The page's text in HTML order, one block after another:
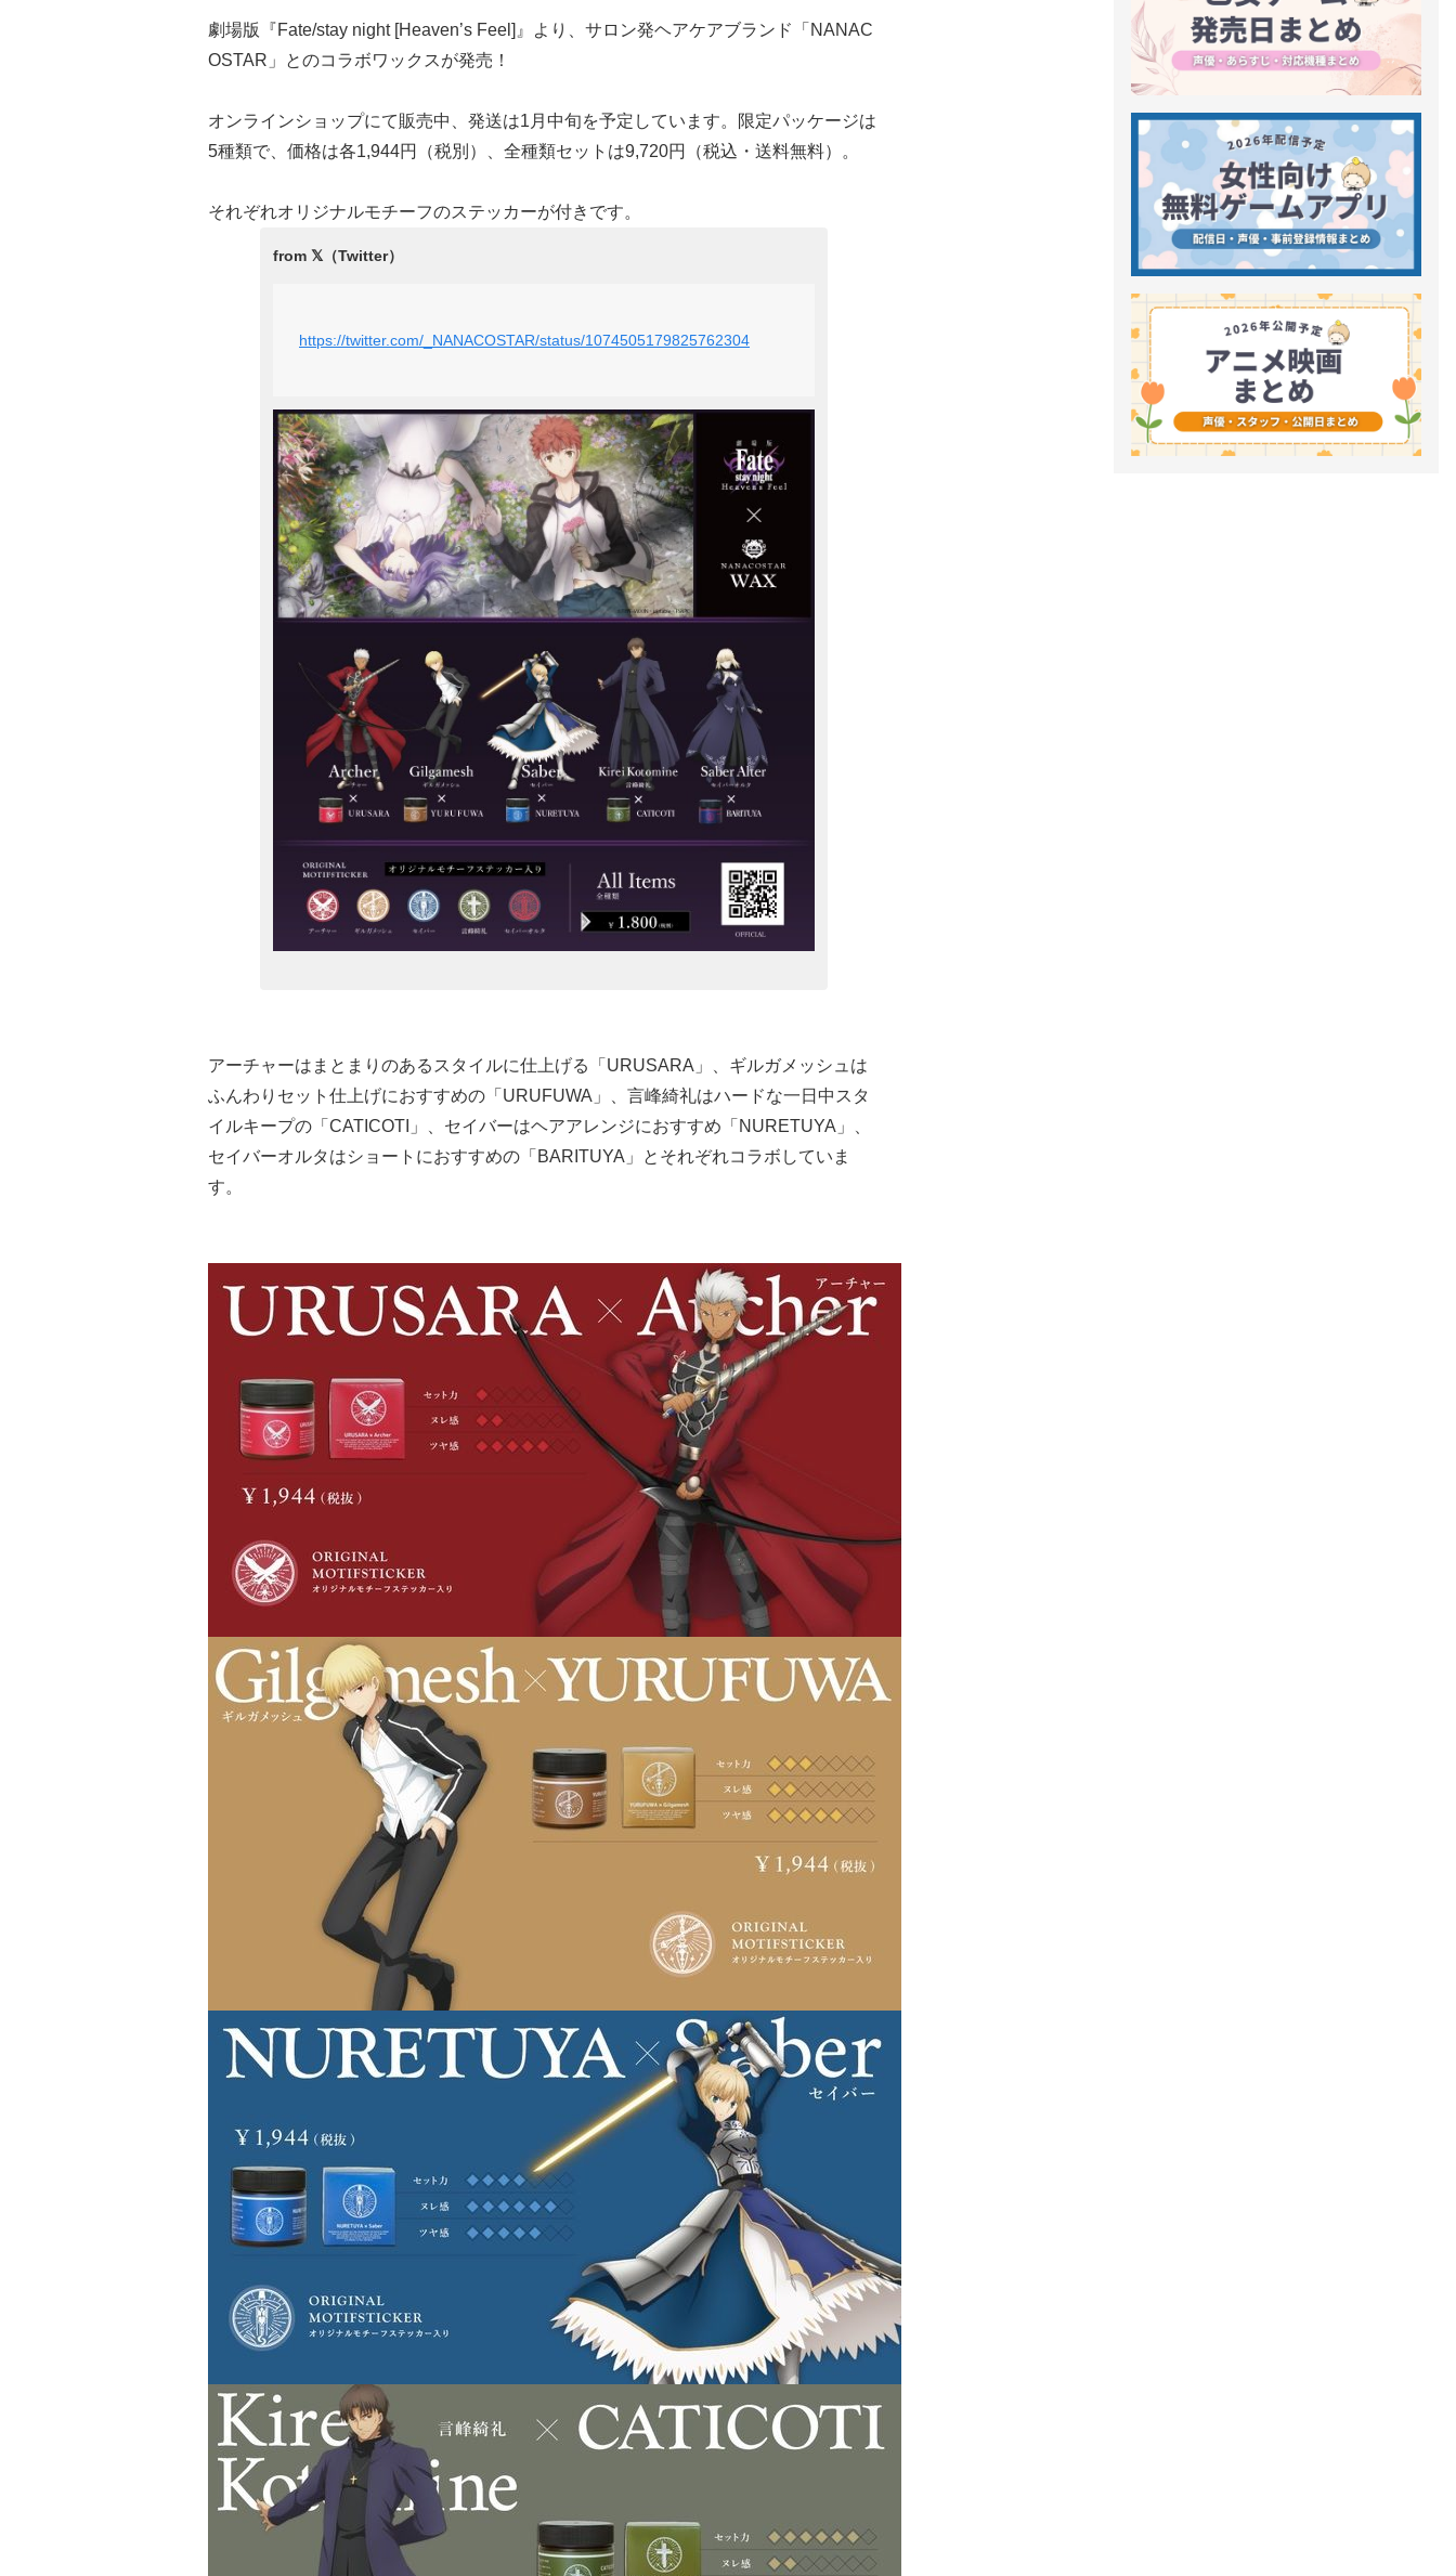
劇場版『Fate/stay night [Heaven’s Feel]』より、サロン発ヘアケアブランド「NANAC
OSTAR」とのコラボワックスが発売！
オンラインショップにて販売中、発送は1月中旬を予定しています。限定パッケージは
5種類で、価格は各1,944円（税別）、全種類セットは9,720円（税込・送料無料）。
それぞれオリジナルモチーフのステッカーが付きです。
https://twitter.com/_NANACOSTAR/status/1074505179825762304
アーチャーはまとまりのあるスタイルに仕上げる「URUSARA」、ギルガメッシュは
ふんわりセット仕上げにおすすめの「URUFUWA」、言峰綺礼はハードな一日中スタ
イルキープの「CATICOTI」、セイバーはヘアアレンジにおすすめ「NURETUYA」、
セイバーオルタはショートにおすすめの「BARITUYA」とそれぞれコラボしていま
す。